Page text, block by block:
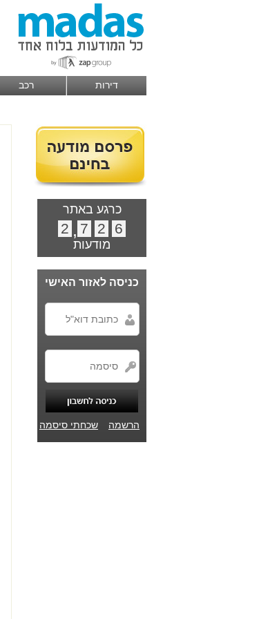
דירות רכב
כרגע באתר
6
2
7
,
2
מודעות
כניסה לאזור האישי
הרשמה שכחתי סיסמה